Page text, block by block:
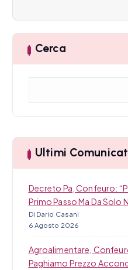
a
l
Cerca
a
Ultimi
Decreto Pa, Confeuro:
Primo Passo Ma Da Solo
Di Dario Casani
6 Agosto 2026
Agroalimentare,
Paghiamo Prezzo